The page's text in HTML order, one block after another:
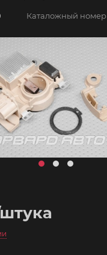
Каталожный номер